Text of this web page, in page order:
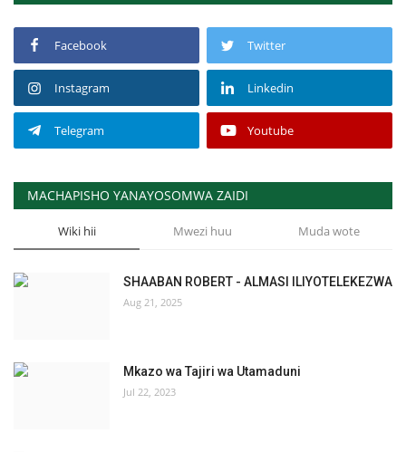
Facebook Twitter
Instagram Linkedin
Telegram Youtube
MACHAPISHO YANAYOSOMWA ZAIDI
Wiki hii Mwezi huu Muda wote
SHAABAN ROBERT - ALMASI ILIYOTELEKEZWA
Aug 21, 2025
Mkazo wa Tajiri wa Utamaduni
Jul 22, 2023